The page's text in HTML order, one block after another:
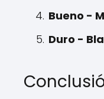
Bueno -
Duro -